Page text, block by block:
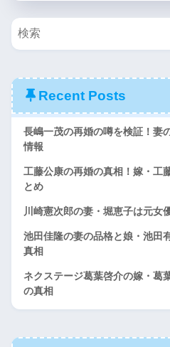
Recent Posts
長嶋一茂の再婚の噂を検証！妻
情報
工藤公康の再婚の真相！嫁・工
とめ
川崎憲次郎の妻・堀恵子は元女
池田佳隆の妻の品格と娘・池田
真相
ネクステージ葛葉啓介の嫁・葛
の真相